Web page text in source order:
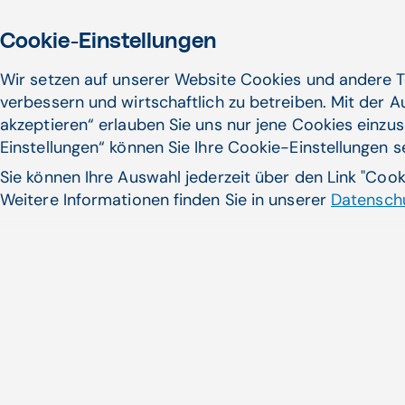
Cookie-Einstellungen
Wir setzen auf unserer Website Cookies und andere
verbessern und wirtschaftlich zu betreiben. Mit der
akzeptieren“ erlauben Sie uns nur jene Cookies
Einstellungen“ können Sie Ihre Cookie-Einstellungen
Sie können Ihre Auswahl jederzeit über den Link
Weitere Informationen finden Sie in unserer